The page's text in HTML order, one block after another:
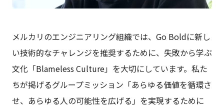
メルカリのエンジニアリング組織では、Go Boldに新し
い技術的なチャレンジを推奨するために、失敗から学ぶ
文化「Blameless Culture」を大切にしています。私た
ちが掲げるグループミッション「あらゆる価値を循環さ
せ、あらゆる人の可能性を広げる」を実現するために